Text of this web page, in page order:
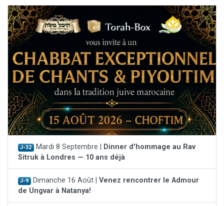
J-32 Mardi 8 Septembre |
Dinner d'hommage au Rav
Sitruk à Londres — 10 ans déjà
J-9 Dimanche 16 Août | Venez rencontrer le Admour
de Ungvar à Natanya!